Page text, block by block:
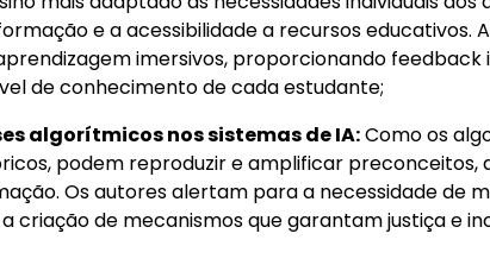
e a acessibilidade a recursos educativos.
imersivos, proporcionando
de conhecimento de cada estudante;
algorítmicos nos sistemas de IA:Como os
podem reproduzir e amplificar preconceitos,
Os autores alertam para a necessidade de
criação de mecanismos que garantam justiça e